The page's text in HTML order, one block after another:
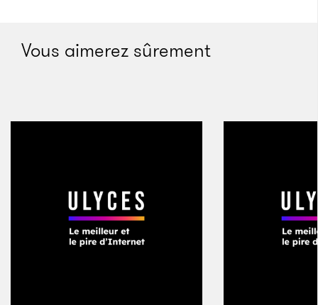
Vous aimerez sûrement